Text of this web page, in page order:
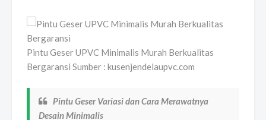
Pintu Geser UPVC Minimalis Murah Berkualitas
Bergaransi Sumber : kusenjendelaupvc.com
Pintu Geser Variasi dan Cara Merawatnya
Desain Minimalis